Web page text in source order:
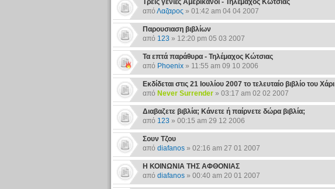
Τρεις γενιές Αμερικάνοι - Τηλέμαχος Κώτσιας
από Λαζαρος » 01:42 am 04 04 2007
Παρουσιαση βιβλίων
από 123 » 12:20 pm 05 03 2007
Τα επτά παράθυρα - Τηλέμαχος Κώτσιας
από Phoenix» 11:55 am 09 10 2006
Eκδίδεται στις 21 Ιουλίου 2007 το τελευταίο βιβλίο του Χάρι
από Never Surrender» 03:17 am 02 02 2007
Διαβαζετε βιβλία; Κάνετε ή παίρνετε δώρα βιβλία;
από 123 » 00:15 am 29 12 2006
Σουν Τζου
από diafanos» 02:16 am 27 01 2007
Η ΚΟΙΝΩΝΙΑ ΤΗΣ ΑΦΘΟΝΙΑΣ
από diafanos» 00:40 am 20 01 2007